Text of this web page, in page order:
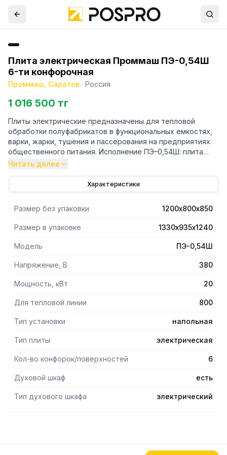
Плита электрическая Проммаш ПЭ-0,54Ш
6-ти конфорочная
Проммаш, Саратов · Россия
1 016 500 тг
Плиты электрические предназначены для тепловой
обработки полуфабрикатов в функциональных емкостях,
варки, жарки, тушения и пассерования на предприятиях
общественного питания. Исполнение ПЭ–0,54Ш: плита
шестиконфорочная с жарочным шкафом. Облицовки и
Читать далее
Характеристики
Размер без упаковки 1200х800х850
Размер в упаковке 1330х935х1240
Модель ПЭ-0,54Ш
Напряжение, В 380
Мощность, кВт 20
Для тепловой линии 800
Тип установки напольная
Тип плиты электрическая
Кол-во конфорок/поверхностей 6
Духовой шкаф есть
Тип духового шкафа электрический